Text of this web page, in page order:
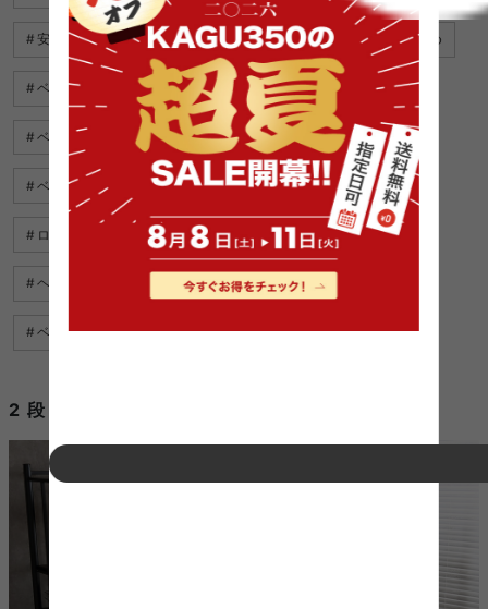
安い ソファ ベッド 一人暮らし ソファ ベッド ダブル おすすめ
ベッド ダブル おすすめ フレーム 付き ベッド
ベッド 収納 シングル ベッド 用 テーブル
ベッド ヘッドボード ハイ ベッド ベッド ホワイト
ロー ロフトベッド 収納 2 段 ベッド
ヘッド レス ベッド セミダブル 和室 ベッド
ベッド 下 収納 引き出し ベッド 安い おしゃれ
2 段 ベッド サイズを使用したコーディネート例